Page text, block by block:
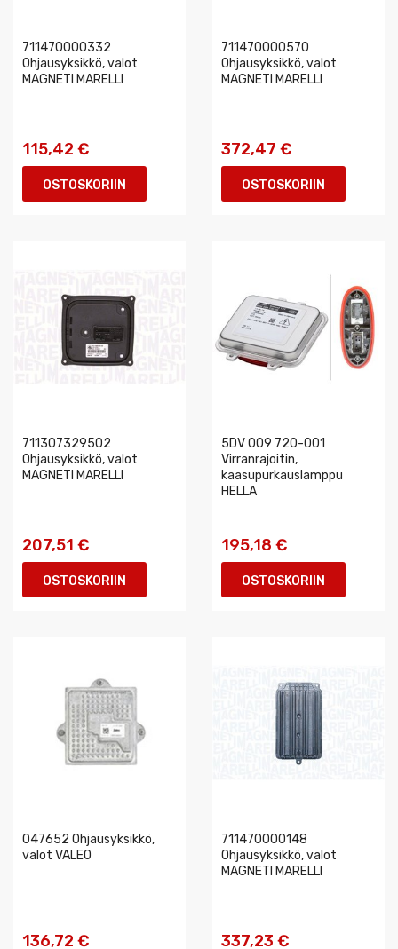
711470000332
Ohjausyksikkö, valot
MAGNETI MARELLI
115,42 €
OSTOSKORIIN
711470000570
Ohjausyksikkö, valot
MAGNETI MARELLI
372,47 €
OSTOSKORIIN
711307329502
Ohjausyksikkö, valot
MAGNETI MARELLI
207,51 €
OSTOSKORIIN
5DV 009 720-001
Virranrajoitin,
kaasupurkauslamppu
HELLA
195,18 €
OSTOSKORIIN
047652 Ohjausyksikkö,
valot VALEO
136,72 €
711470000148
Ohjausyksikkö, valot
MAGNETI MARELLI
337,23 €